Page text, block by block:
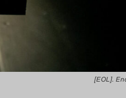
[EOL].